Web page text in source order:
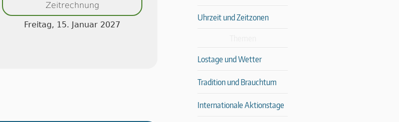
Zeitrechnung
Freitag, 15. Januar 2027
Uhrzeit und Zeitzonen
Lostage und Wetter
Tradition und Brauchtum
Internationale Aktionstage